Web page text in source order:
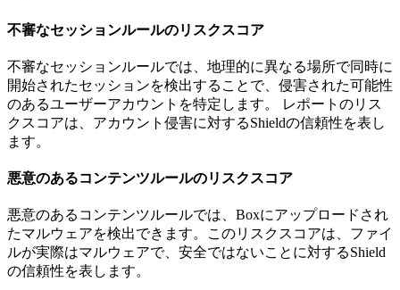
不審なセッションルールのリスクスコア
不審なセッションルールでは、地理的に異なる場所で同時に
開始されたセッションを検出することで、侵害された可能性
のあるユーザーアカウントを特定します。 レポートのリス
クスコアは、アカウント侵害に対するShieldの信頼性を表し
ます。
悪意のあるコンテンツルールのリスクスコア
悪意のあるコンテンツルールでは、Boxにアップロードされ
たマルウェアを検出できます。このリスクスコアは、ファイ
ルが実際はマルウェアで、安全ではないことに対するShield
の信頼性を表します。